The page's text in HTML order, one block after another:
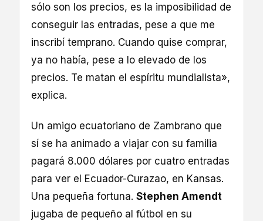
sólo son los precios, es la imposibilidad de
conseguir las entradas, pese a que me
inscribí temprano. Cuando quise comprar,
ya no había, pese a lo elevado de los
precios. Te matan el espíritu mundialista»,
explica.
Un amigo ecuatoriano de Zambrano que
sí se ha animado a viajar con su familia
pagará 8.000 dólares por cuatro entradas
para ver el Ecuador-Curazao, en Kansas.
Una pequeña fortuna. Stephen Amendt
jugaba de pequeño al fútbol en su